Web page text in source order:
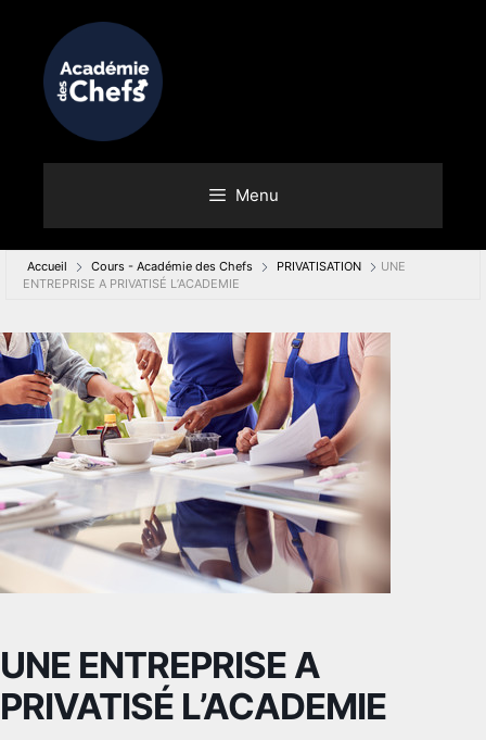
Menu
Accueil Cours - Académie des Chefs PRIVATISATION
UNE
ENTREPRISE A PRIVATISÉ L’ACADEMIE
UNE ENTREPRISE A
PRIVATISÉ L’ACADEMIE